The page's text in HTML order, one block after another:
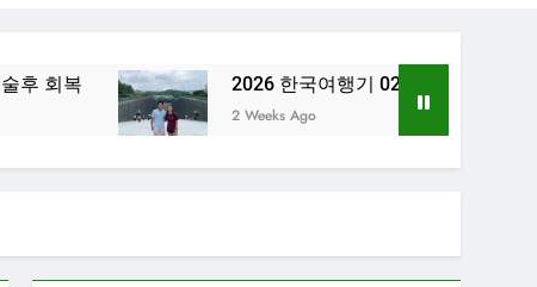
2026 한국여행기 02: 82쿡 덕분에 만난 사람들
2 Weeks Ago